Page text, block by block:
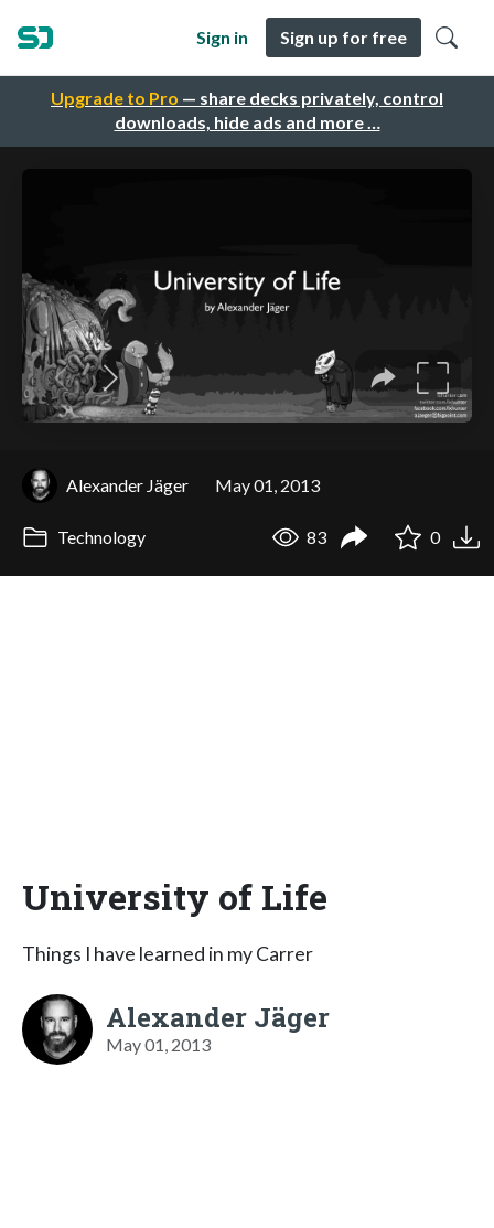
Upgrade to Pro — share decks privately, control
downloads, hide ads and more …
Sign in Sign up for free
Alexander Jäger May 01, 2013
Technology 83 0
University of Life
Things I have learned in my Carrer
Alexander Jäger
May 01, 2013